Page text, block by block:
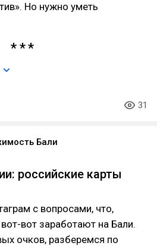
Но нужно уметь
31
Бали
российские карты
с вопросами, что,
вот заработают на Бали.
очков, разберемся по